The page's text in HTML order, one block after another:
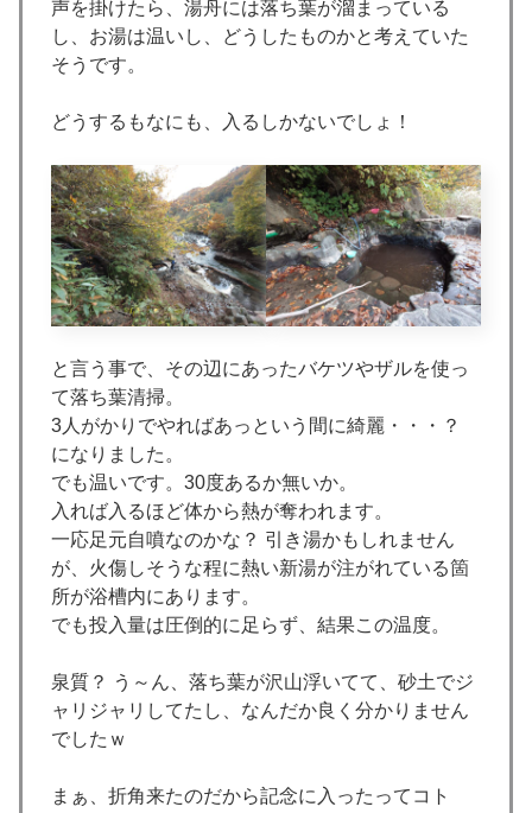
声を掛けたら、湯舟には落ち葉が溜まっている
し、お湯は温いし、どうしたものかと考えていた
そうです。
どうするもなにも、入るしかないでしょ！
と言う事で、その辺にあったバケツやザルを使っ
て落ち葉清掃。
3人がかりでやればあっという間に綺麗・・・？
になりました。
でも温いです。30度あるか無いか。
入れば入るほど体から熱が奪われます。
一応足元自噴なのかな？ 引き湯かもしれません
が、火傷しそうな程に熱い新湯が注がれている箇
所が浴槽内にあります。
でも投入量は圧倒的に足らず、結果この温度。
泉質？ う～ん、落ち葉が沢山浮いてて、砂土でジ
ャリジャリしてたし、なんだか良く分かりません
でしたｗ
まぁ、折角来たのだから記念に入ったってコト